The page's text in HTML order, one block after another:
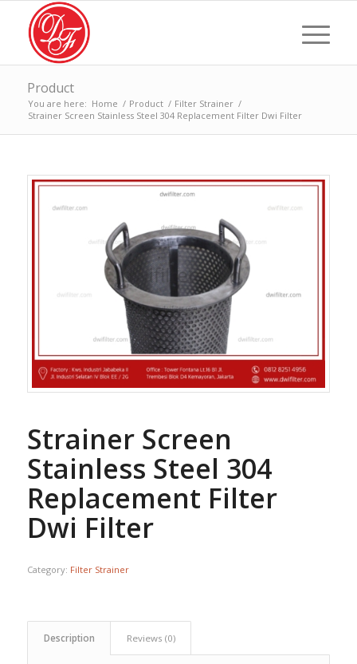
Product
You are here: Home / Product / Filter Strainer /
Strainer Screen Stainless Steel 304 Replacement Filter Dwi Filter
Strainer Screen
Stainless Steel 304
Replacement Filter
Dwi Filter
Category: Filter Strainer
Description Reviews (0)